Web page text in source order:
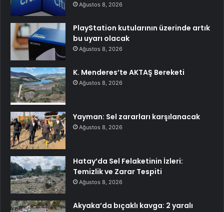
Ağustos 8, 2026
PlayStation kutularının üzerinde artık
bu uyarı olacak
Ağustos 8, 2026
K. Menderes’te AKTAŞ Bereketi
Ağustos 8, 2026
Yayman: Sel zararları karşılanacak
Ağustos 8, 2026
Hatay’da Sel Felaketinin İzleri:
Temizlik ve Zarar Tespiti
Ağustos 8, 2026
Akyaka’da bıçaklı kavga: 2 yaralı